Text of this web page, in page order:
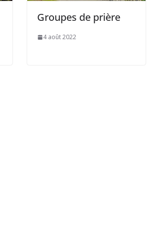
Groupes de prière
4 août 2022